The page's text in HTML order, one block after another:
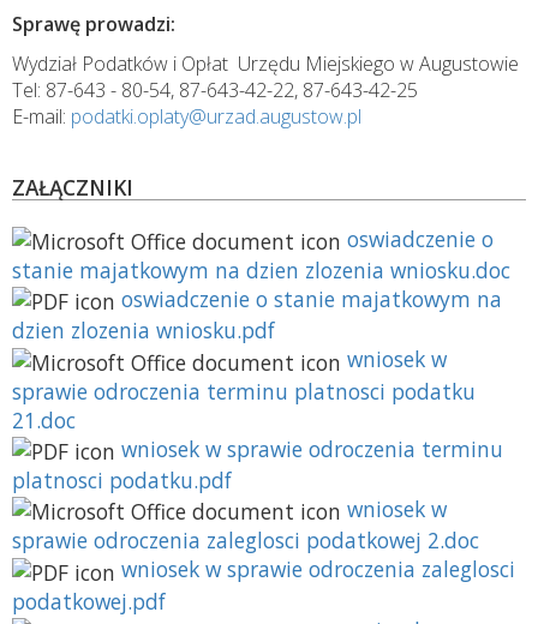
Sprawę prowadzi:
Wydział Podatków i Opłat Urzędu Miejskiego w Augustowie
Tel: 87-643 - 80-54, 87-643-42-22, 87-643-42-25
E-mail: podatki.oplaty@urzad.augustow.pl
ZAŁĄCZNIKI
oswiadczenie o
stanie majatkowym na dzien zlozenia wniosku.doc
oswiadczenie o stanie majatkowym na
dzien zlozenia wniosku.pdf
wniosek w
sprawie odroczenia terminu platnosci podatku
21.doc
wniosek w sprawie odroczenia terminu
platnosci podatku.pdf
wniosek w
sprawie odroczenia zaleglosci podatkowej 2.doc
wniosek w sprawie odroczenia zaleglosci
podatkowej.pdf